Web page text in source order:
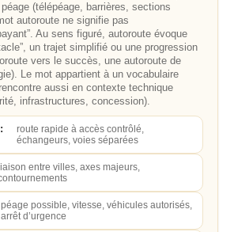
(télépéage, barrières, sections
autoroute ne signifie pas
Au sens figuré, autoroute évoque
un trajet simplifié ou une progression
vers le succès, une autoroute de
Le mot appartient à un vocabulaire
aussi en contexte technique
infrastructures, concession).
route rapide à accès contrôlé,
échangeurs, voies séparées
liaison entre villes, axes majeurs,
péage possible, vitesse, véhicules autorisés,
arrêt d’urgence